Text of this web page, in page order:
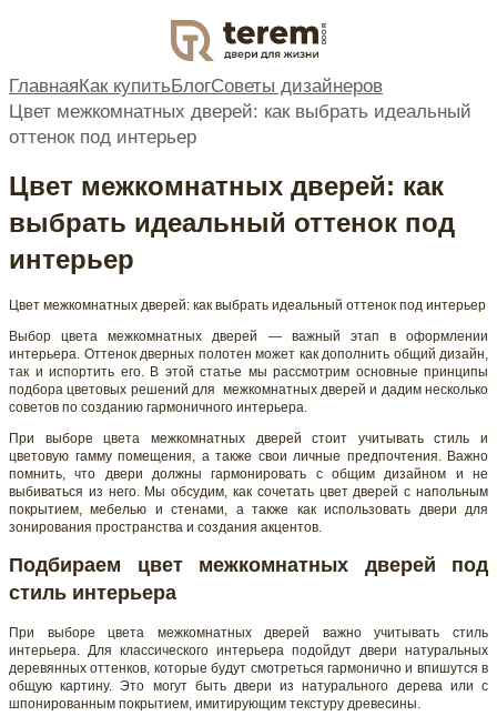
DOOR
Главная Как купить БлогСоветы дизайнеров
Цвет межкомнатных дверей: как выбрать идеальный
оттенок под интерьер
Цвет межкомнатных дверей: как
выбрать идеальный оттенок под
интерьер
Цвет межкомнатных дверей: как выбрать идеальный оттенок под интерьер
Выбор цвета межкомнатных дверей — важный этап в оформлении
интерьера. Оттенок дверных полотен может как дополнить общий дизайн,
так и испортить его. В этой статье мы рассмотрим основные принципы
подбора цветовых решений для межкомнатных дверей и дадим несколько
советов по созданию гармоничного интерьера.
При выборе цвета межкомнатных дверей стоит учитывать стиль и
цветовую гамму помещения, а также свои личные предпочтения. Важно
помнить, что двери должны гармонировать с общим дизайном и не
выбиваться из него. Мы обсудим, как сочетать цвет дверей с напольным
покрытием, мебелью и стенами, а также как использовать двери для
зонирования пространства и создания акцентов.
Подбираем цвет межкомнатных дверей под
стиль интерьера
При выборе цвета межкомнатных дверей важно учитывать стиль
интерьера. Для классического интерьера подойдут двери натуральных
деревянных оттенков, которые будут смотреться гармонично и впишутся в
общую картину. Это могут быть двери из натурального дерева или с
шпонированным покрытием, имитирующим текстуру древесины.